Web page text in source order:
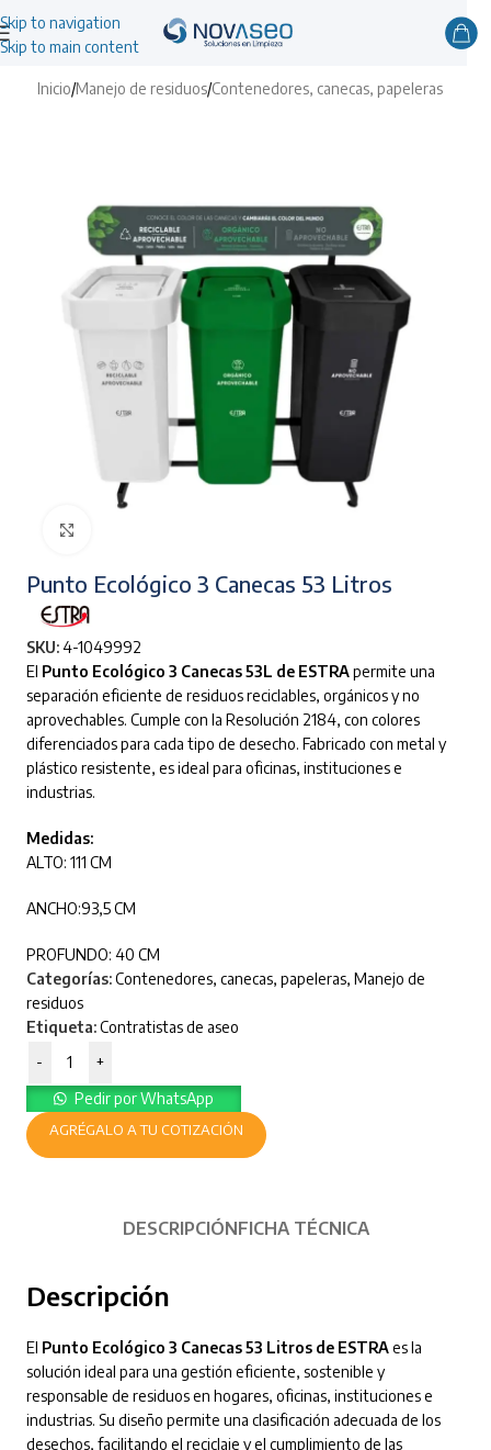
Skip to navigation
Skip to main content
Inicio/Manejo de residuos/Contenedores, canecas, papeleras
Punto Ecológico 3 Canecas 53 Litros
SKU:4-1049992
El Punto Ecológico 3 Canecas 53L de ESTRApermite una
separación eficiente de residuos reciclables, orgánicos y no
aprovechables. Cumple con la Resolución 2184, con colores
diferenciados para cada tipo de desecho. Fabricado con metal y
plástico resistente, es ideal para oficinas, instituciones e
industrias.
Medidas:
ALTO: 111 CM
ANCHO:93,5 CM
PROFUNDO: 40 CM
Categorías:Contenedores, canecas, papeleras, Manejo de
residuos
Etiqueta:Contratistas de aseo
-
+
Pedir por WhatsApp
AGRÉGALO A TU COTIZACIÓN
DESCRIPCIÓNFICHA TÉCNICA
Descripción
El Punto Ecológico 3 Canecas 53 Litros de ESTRAes la
solución ideal para una gestión eficiente, sostenible y
responsable de residuos en hogares, oficinas, instituciones e
industrias. Su diseño permite una clasificación adecuada de los
desechos, facilitando el reciclaje y el cumplimiento de las